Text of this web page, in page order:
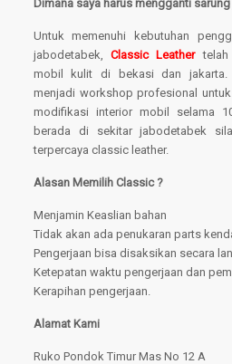
Dimana saya harus mengganti
Untuk memenuhi kebutuhan
jabodetabek,Classic Leathertelah
mobil kulit di bekasi dan jakarta.
menjadi workshop profesional
modifikasi interior mobil selama
berada di sekitar jabodetabek
terpercaya classic leather.
Alasan Memilih Classic ?
Menjamin Keaslian bahan
Tidak akan ada penukaran parts
Pengerjaan bisa disaksikan secara
Ketepatan waktu pengerjaan dan
Kerapihan pengerjaan.
Alamat Kami
Ruko Pondok Timur Mas No 12 A